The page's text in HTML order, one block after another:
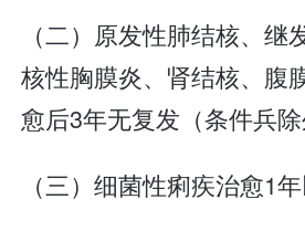
（二）原发性肺结核、继
核性胸膜炎、肾结核、腹
愈后3年无复发（条件兵除
（三）细菌性痢疾治愈1年